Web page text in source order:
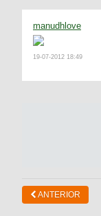
manudhlove
19-07-2012 18:49
ANTERIOR